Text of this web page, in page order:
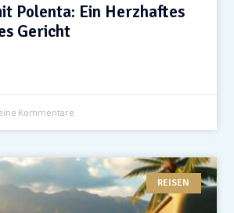
Polenta: Ein Herzhaftes
Gericht
Kommentare
REISEN